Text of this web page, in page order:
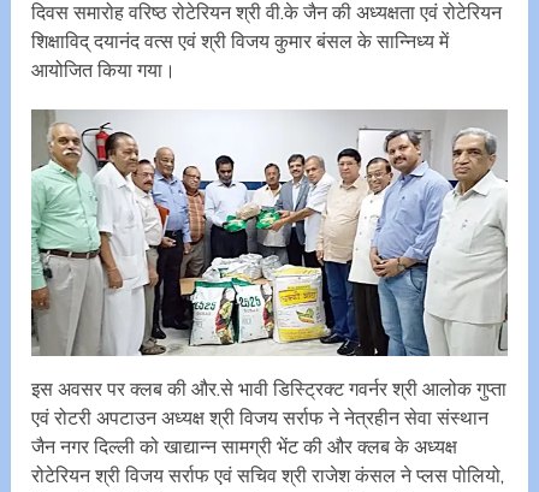
दिवस समारोह वरिष्ठ रोटेरियन श्री वी.के जैन की अध्यक्षता एवं रोटेरियन
शिक्षाविद् दयानंद वत्स एवं श्री विजय कुमार बंसल के सान्निध्य में
आयोजित किया गया।
इस अवसर पर क्लब की और.से भावी डिस्ट्रिक्ट गवर्नर श्री आलोक गुप्ता
एवं रोटरी अपटाउन अध्यक्ष श्री विजय सर्राफ ने नेत्रहीन सेवा संस्थान
जैन नगर दिल्ली को खाद्यान्न सामग्री भेंट की और क्लब के अध्यक्ष
रोटेरियन श्री विजय सर्राफ एवं सचिव श्री राजेश कंसल ने प्लस पोलियो,